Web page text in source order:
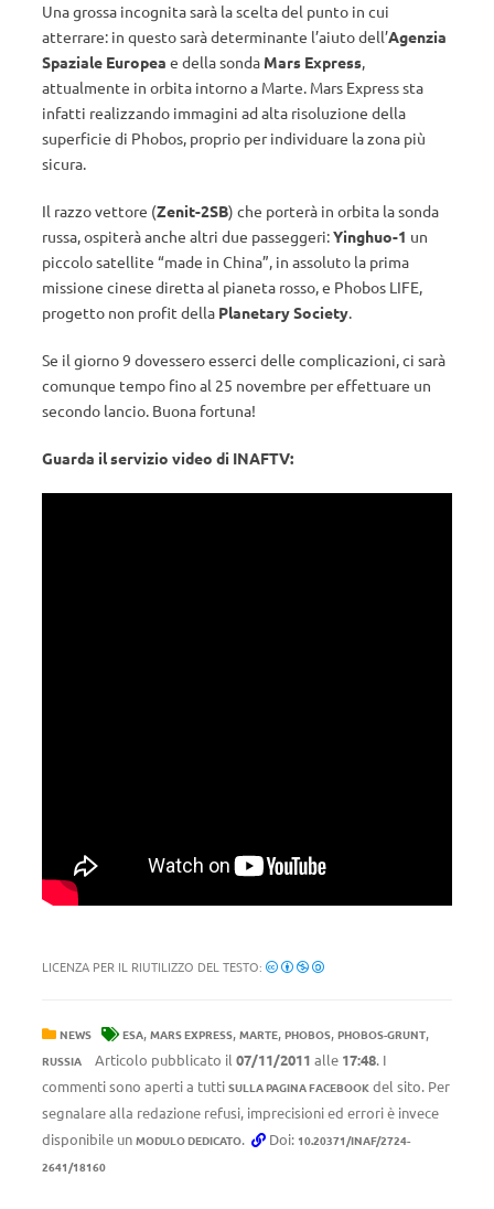
Una grossa incognita sarà la scelta del punto in cui
atterrare: in questo sarà determinante l’aiuto dell’Agenzia
Spaziale Europea e della sonda Mars Express,
attualmente in orbita intorno a Marte. Mars Express sta
infatti realizzando immagini ad alta risoluzione della
superficie di Phobos, proprio per individuare la zona più
sicura.
Il razzo vettore (Zenit-2SB) che porterà in orbita la sonda
russa, ospiterà anche altri due passeggeri:Yinghuo-1 un
piccolo satellite “made in China”, in assoluto la prima
missione cinese diretta al pianeta rosso, e Phobos LIFE,
progetto non profit della Planetary Society.
Se il giorno 9 dovessero esserci delle complicazioni, ci sarà
comunque tempo fino al 25 novembre per effettuare un
secondo lancio. Buona fortuna!
Guarda il servizio video di INAFTV:
LICENZA PER IL RIUTILIZZO DEL TESTO:
NEWS ESA, MARS EXPRESS, MARTE, PHOBOS, PHOBOS-GRUNT,
RUSSIA Articolo pubblicato il 07/11/2011 alle 17:48. I
commenti sono aperti a tutti SULLA PAGINA FACEBOOK del sito. Per
segnalare alla redazione refusi, imprecisioni ed errori è invece
disponibile un MODULO DEDICATO. Doi: 10.20371/INAF/2724-
2641/18160